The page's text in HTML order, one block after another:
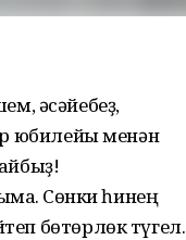
әсәйебеҙ,
юбилейы менән
Сөнки һинең
бөтөрлөк түгел.